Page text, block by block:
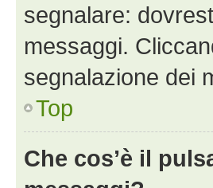
segnalare:
messaggi.
segnalazione dei
Top
Che cos’è il